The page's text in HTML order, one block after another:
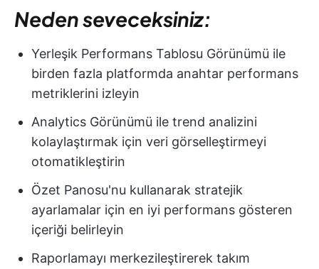
Neden seveceksiniz:
Yerleşik Performans Tablosu Görünümü ile
birden fazla platformda anahtar performans
metriklerini izleyin
Analytics Görünümü ile trend analizini
kolaylaştırmak için veri görselleştirmeyi
otomatikleştirin
Özet Panosu'nu kullanarak stratejik
ayarlamalar için en iyi performans gösteren
içeriği belirleyin
Raporlamayı merkezileştirerek takım